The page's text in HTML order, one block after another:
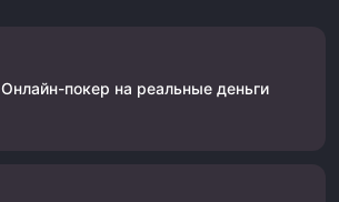
Онлайн-покер на реальные деньги